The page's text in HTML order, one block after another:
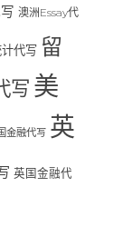
澳洲Essay代
代写 留
写 美
金融代写 英
英国金融代